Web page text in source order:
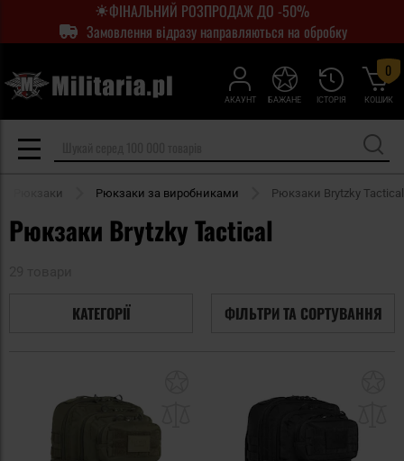
ФІНАЛЬНИЙ РОЗПРОДАЖ ДО -50%
Замовлення відразу направляються на обробку
АКАУНТ ІСТОРІЯ
БАЖАНЕ КОШИК
0
Рюкзаки Рюкзаки за виробниками Рюкзаки Brytzky Tactical
Рюкзаки Brytzky Tactical
КАТЕГОРІЇ ФІЛЬТРИ ТА СОРТУВАННЯ
уподобань